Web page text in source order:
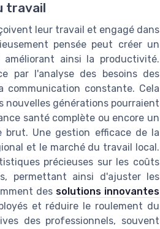
travail
leur travail et engagé dans
pensée peut créer un
ainsi la productivité.
par l'analyse des besoins des
communication constante. Cela
nouvelles générations pourraient
santé complète ou encore un
brut. Une gestion efficace de la
et le marché du travail local.
précieuses sur les coûts
permettant ainsi d'ajuster les
des solutions innovantes
et réduire le roulement du
des professionnels, souvent